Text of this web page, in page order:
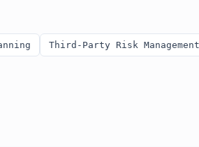
Third-Party Risk Management